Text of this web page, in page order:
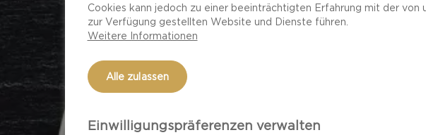
Cookies kann jedoch zu einer beeinträchtigten Erfahrung mit der von
zur Verfügung gestellten Website und Dienste führen.
Weitere Informationen
Alle zulassen
Einwilligungspräferenzen verwalten